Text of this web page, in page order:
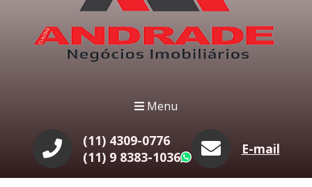
Menu
(11) 4309-0776
(11) 9 8383-1036
WhatsApp
E-mail